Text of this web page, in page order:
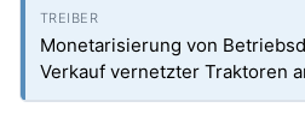
Monetarisierung von
Verkauf vernetzter Traktoren